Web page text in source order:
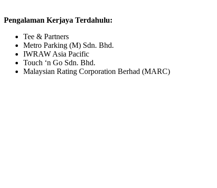
Pengalaman Kerjaya Terdahulu:
Tee & Partners
Metro Parking (M) Sdn. Bhd.
IWRAW Asia Pacific
Touch ‘n Go Sdn. Bhd.
Malaysian Rating Corporation Berhad (MARC)